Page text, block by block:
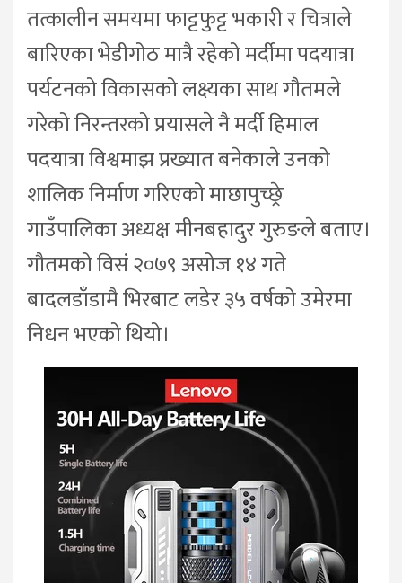
तत्कालीन समयमा फाट्टफुट्ट भकारी र चित्राले
बारिएका भेडीगोठ मात्रै रहेको मर्दीमा पदयात्रा
पर्यटनको विकासको लक्ष्यका साथ गौतमले
गरेको निरन्तरको प्रयासले नै मर्दी हिमाल
पदयात्रा विश्वमाझ प्रख्यात बनेकाले उनको
शालिक निर्माण गरिएको माछापुच्छ्रे
गाउँपालिका अध्यक्ष मीनबहादुर गुरुङले बताए।
गौतमको विसं २०७९ असोज १४ गते
बादलडाँडामै भिरबाट लडेर ३५ वर्षको उमेरमा
निधन भएको थियो।